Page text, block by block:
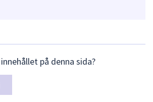
på denna sida?